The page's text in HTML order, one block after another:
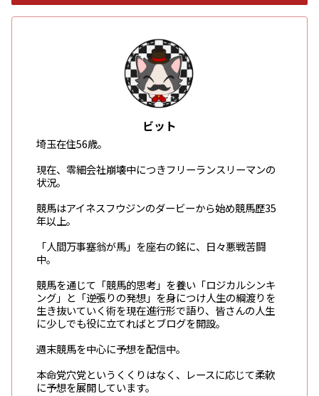
ビット
埼玉在住56歳。
現在、零細会社崩壊中につきフリーランスリーマンの
状況。
競馬はアイネスフウジンのダービーから始め競馬歴35
年以上。
「人間万事塞翁が馬」を座右の銘に、日々悪戦苦闘
中。
競馬を通じて「競馬的思考」を養い「ロジカルシンキ
ング」と「逆張りの発想」を身につけ人生の綱渡りを
生き抜いていく術を現在進行形で語り、皆さんの人生
に少しでも役に立てればとブログを開設。
週末競馬を中心に予想を配信中。
本命党穴党というくくりはなく、レースに応じて柔軟
に予想を展開しています。